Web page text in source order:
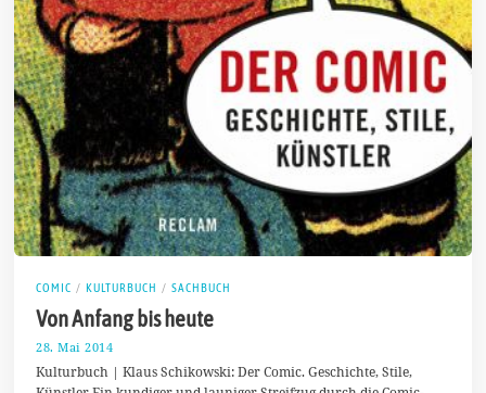
COMIC / KULTURBUCH / SACHBUCH
Von Anfang bis heute
28. Mai 2014
J
Kulturbuch | Klaus Schikowski: Der Comic. Geschichte, Stile,